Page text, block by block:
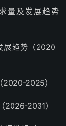
及发展趋势
展趋势（2020-
2025）
2031）